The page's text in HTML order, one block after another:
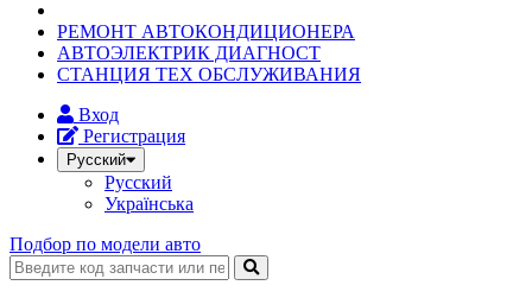
РЕМОНТ АВТОКОНДИЦИОНЕРА
АВТОЭЛЕКТРИК ДИАГНОСТ
СТАНЦИЯ ТЕХ ОБСЛУЖИВАНИЯ
Вход
Регистрация
Русский
Русский
Українська
Подбор по модели авто